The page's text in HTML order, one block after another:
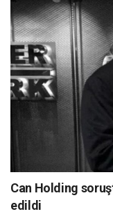
Can Holding
edildi